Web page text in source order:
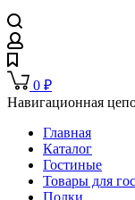
0 ₽
Навигационная
Главная
Каталог
Гостиные
Товары для